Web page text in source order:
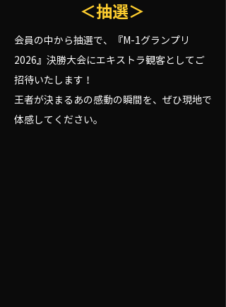
＜抽選＞
会員の中から抽選で、『M-1グランプリ
2026』決勝大会にエキストラ観客としてご
招待いたします！
王者が決まるあの感動の瞬間を、ぜひ現地で
体感してください。